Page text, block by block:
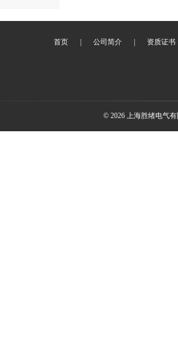
首页 公司简介 资质证书
© 2026 上海胜绪电气